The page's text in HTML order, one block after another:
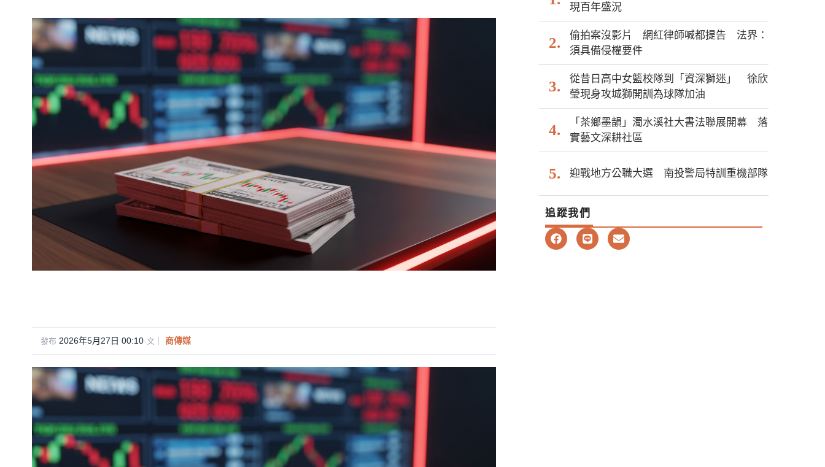
發布 2026年5月27日 00:10·文｜ 商傳媒
現百年盛況
偷拍案沒影片 網紅律師喊都提告 法界：
須具備侵權要件
從昔日高中女籃校隊到「資深獅迷」 徐欣
瑩現身攻城獅開訓為球隊加油
「茶鄉墨韻」濁水溪社大書法聯展開幕 落
實藝文深耕社區
迎戰地方公職大選 南投警局特訓重機部隊
追蹤我們
F
a
L
i
E
n